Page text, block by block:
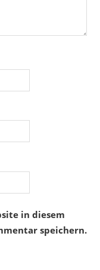
in diesem
speichern.